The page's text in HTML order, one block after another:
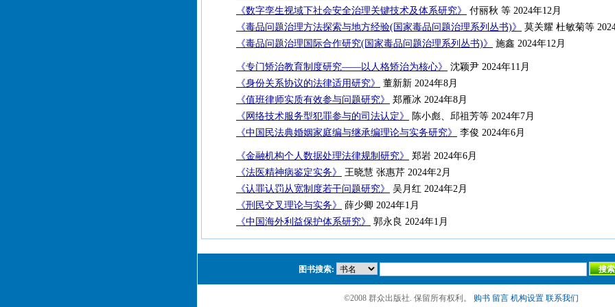
《数字孪生视域下社会安全治理关键技术及体系研究》
付丽秋 等 2024年12月
《毒品问题治理方法探索与地方经验(国家毒品问题治理系列丛书)》
莫关耀 杜敏菊等
《毒品问题治理国际合作研究(国家毒品问题治理系列丛书)》
施鑫 2024年12月
《专门矫治教育制度研究——以人格矫治为核心》
沈颖尹 2024年11月
《身份关系协议的法律适用研究》
董新新 2024年8月
《值班律师实质有效参与问题研究》
郑雁冰 2024年8月
《网络技术服务型犯罪参与的司法认定》
陈小彪、邱祖芳等 2024年7月
《中国民法典婚姻家庭编与继承编理论与实务研究》
李俊 2024年6月
《金融机构个人数据处理法律规制研究》
郑岩 2024年6月
《法医精神病鉴定实务》
王晓慧 张惠芹 2024年2月
《认罪认罚从宽制度若干问题研究》
吴月红 2024年2月
《刑民交叉理论与实务》
薛少卿 2024年1月
《中国海外利益保护体系研究》
郭永良 2024年1月
图书搜索:
©2008 群众出版社. 保留所有权利。 购书 留言 机构设置 联系我们